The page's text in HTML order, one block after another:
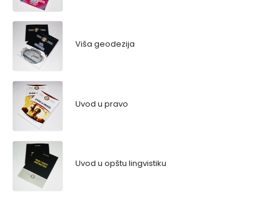
Viša geodezija
Uvod u pravo
Uvod u opštu lingvistiku